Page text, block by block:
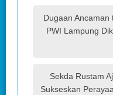
Dugaan
PWI Lampung
Sekda Rustam
Sukseskan